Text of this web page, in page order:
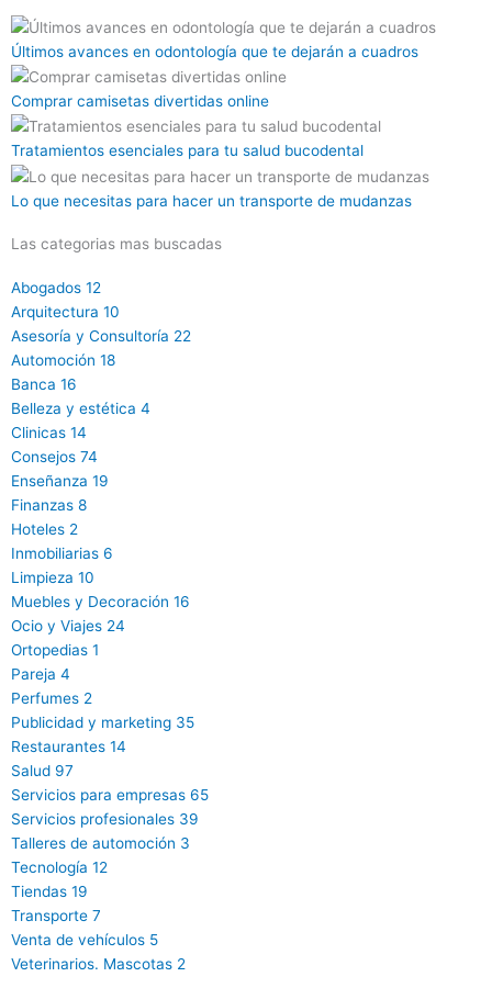
Últimos avances en odontología que te dejarán a cuadros
Comprar camisetas divertidas online
Tratamientos esenciales para tu salud bucodental
Lo que necesitas para hacer un transporte de mudanzas
Las categorias mas buscadas
Abogados 12
Arquitectura 10
Asesoría y Consultoría 22
Automoción 18
Banca 16
Belleza y estética 4
Clinicas 14
Consejos 74
Enseñanza 19
Finanzas 8
Hoteles 2
Inmobiliarias 6
Limpieza 10
Muebles y Decoración 16
Ocio y Viajes 24
Ortopedias 1
Pareja 4
Perfumes 2
Publicidad y marketing 35
Restaurantes 14
Salud 97
Servicios para empresas 65
Servicios profesionales 39
Talleres de automoción 3
Tecnología 12
Tiendas 19
Transporte 7
Venta de vehículos 5
Veterinarios. Mascotas 2